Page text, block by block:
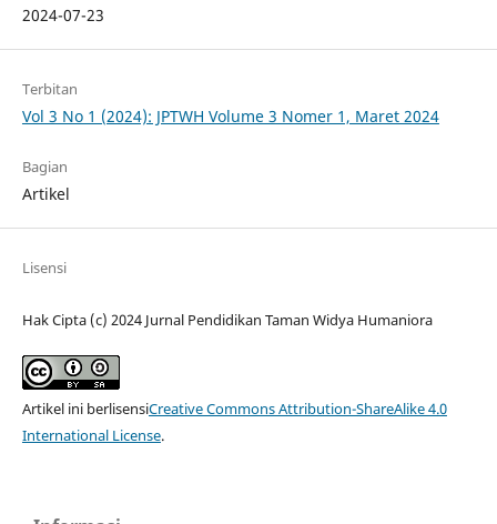
2024-07-23
Terbitan
Vol 3 No 1 (2024): JPTWH Volume 3 Nomer 1, Maret 2024
Bagian
Artikel
Lisensi
Hak Cipta (c) 2024 Jurnal Pendidikan Taman Widya Humaniora
Artikel ini berlisensiCreative Commons Attribution-ShareAlike 4.0
International License.